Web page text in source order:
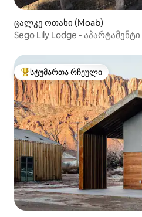
ცალკე ოთახი (Moab)
Sego Lily Lodge -
სტუმართა რჩეული მოწინავე
სტუმართა რჩეული